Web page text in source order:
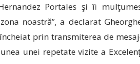
Portales şi îi
noastră”, a declarat
prin transmiterea de
unei repetate vizite a